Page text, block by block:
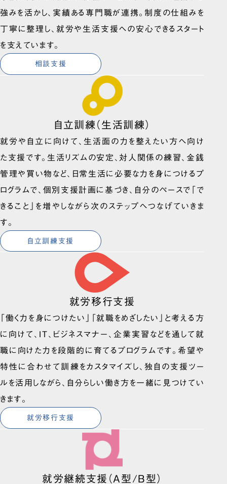
強みを活かし、実績ある専門職が連携。制度の仕組みを
丁寧に整理し、就労や生活支援への安心できるスタート
を支えています。
相談支援
自立訓練（生活訓練）
就労や自立に向けて、生活面の力を整えたい方へ向け
た支援です。生活リズムの安定、対人関係の練習、金銭
管理や買い物など、日常生活に必要な力を身につけるプ
ログラムで、個別支援計画に基づき、自分のペースで「で
きること」を増やしながら次のステップへつなげていきま
す。
自立訓練支援
就労移行支援
「働く力を身につけたい」「就職をめざしたい」と考える方
に向けて、IT、ビジネスマナー、企業実習などを通して就
職に向けた力を段階的に育てるプログラムです。希望や
特性に合わせて訓練をカスタマイズし、独自の支援ツー
ルを活用しながら、自分らしい働き方を一緒に見つけてい
きます。
就労移行支援
就労継続支援（A型/B型）